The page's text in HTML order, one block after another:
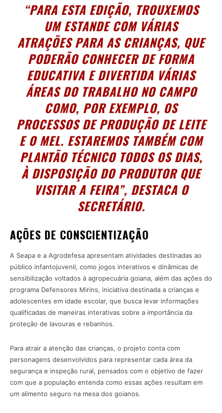
“PARA ESTA EDIÇÃO, TROUXEMOS
UM ESTANDE COM VÁRIAS
ATRAÇÕES PARA AS CRIANÇAS, QUE
PODERÃO CONHECER DE FORMA
EDUCATIVA E DIVERTIDA VÁRIAS
ÁREAS DO TRABALHO NO CAMPO
COMO, POR EXEMPLO, OS
PROCESSOS DE PRODUÇÃO DE LEITE
E O MEL. ESTAREMOS TAMBÉM COM
PLANTÃO TÉCNICO TODOS OS DIAS,
À DISPOSIÇÃO DO PRODUTOR QUE
VISITAR A FEIRA”, DESTACA O
SECRETÁRIO.
AÇÕES DE CONSCIENTIZAÇÃO
A Seapa e a Agrodefesa apresentam atividades destinadas ao
público infantojuvenil, como jogos interativos e dinâmicas de
sensibilização voltados à agropecuária goiana, além das ações do
programa Defensores Mirins, iniciativa destinada a crianças e
adolescentes em idade escolar, que busca levar informações
qualificadas de maneiras interativas sobre a importância da
proteção de lavouras e rebanhos.
Para atrair a atenção das crianças, o projeto conta com
personagens desenvolvidos para representar cada área da
segurança e inspeção rural, pensados com o objetivo de fazer
com que a população entenda como essas ações resultam em
um alimento seguro na mesa dos goianos.